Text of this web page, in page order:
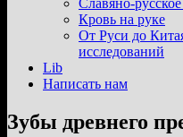
Славяно-
Кровь на руке
От Руси до
исследований
Lib
Написать нам
Зубы древнего